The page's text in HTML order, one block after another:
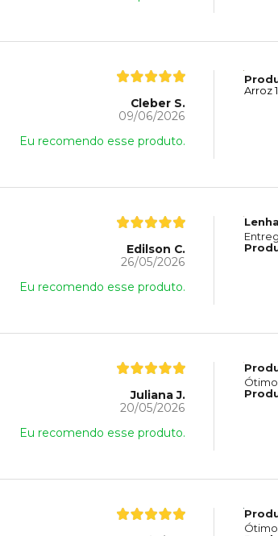
Cleber S.
09/06/2026
Eu recomendo esse produto.
Arroz
Edilson C.
26/05/2026
Eu recomendo esse produto.
Juliana J.
20/05/2026
Eu recomendo esse produto.
Ótimo